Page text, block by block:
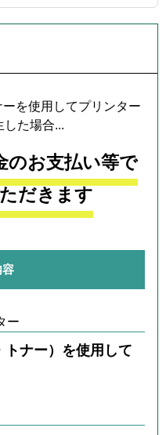
を使用してプリンター
した場合...
のお支払い等で
だきます
容
ー
ナー）を使用して